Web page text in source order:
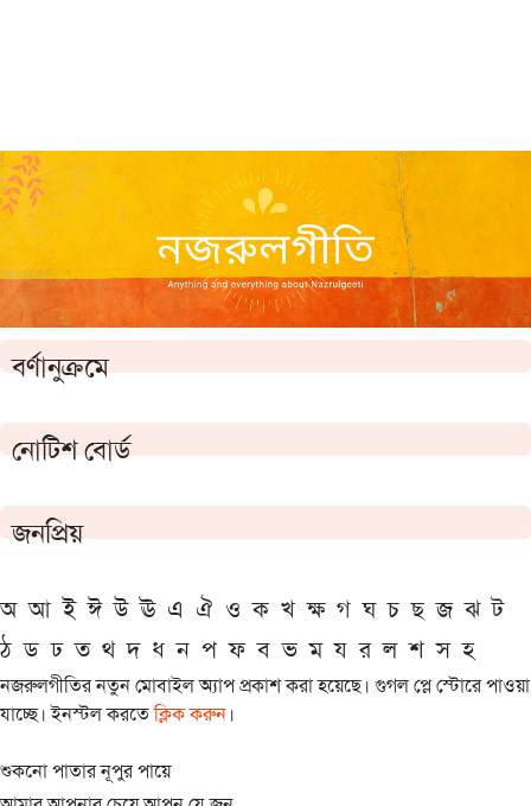
বর্ণানুক্রমে
নোটিশ বোর্ড
জনপ্রিয়
অ আ ই ঈ উ ঊ এ ঐ ও ক খ ক্ষ গ ঘ চ ছ জ ঝ ট
ঠ ড ঢ ত থ দ ধ ন প ফ ব ভ ম য র ল শ স হ
নজরুলগীতির নতুন মোবাইল অ্যাপ প্রকাশ করা হয়েছে। গুগল প্লে স্টোরে পাওয়া
যাচ্ছে। ইনস্টল করতেক্লিক করুন।
শুকনো পাতার নূপুর পায়ে